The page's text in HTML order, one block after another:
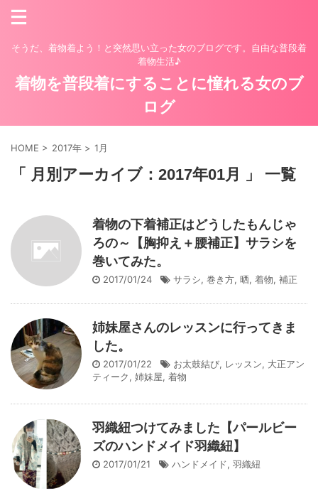
そうだ、着物着よう！と突然思い立った女のブログです。自由な普段着
着物生活♪
着物を普段着にすることに憧れる女のブ
ログ
HOME > 2017年 > 1月
「 月別アーカイブ：2017年01月 」 一覧
着物の下着補正はどうしたもんじゃ
ろの～【胸抑え＋腰補正】サラシを
巻いてみた。
2017/01/24 サラシ, 巻き方, 晒, 着物, 補正
姉妹屋さんのレッスンに行ってきま
した。
2017/01/22 お太鼓結び, レッスン, 大正アン
ティーク, 姉妹屋, 着物
羽織紐つけてみました【パールビー
ズのハンドメイド羽織紐】
2017/01/21 ハンドメイド, 羽織紐